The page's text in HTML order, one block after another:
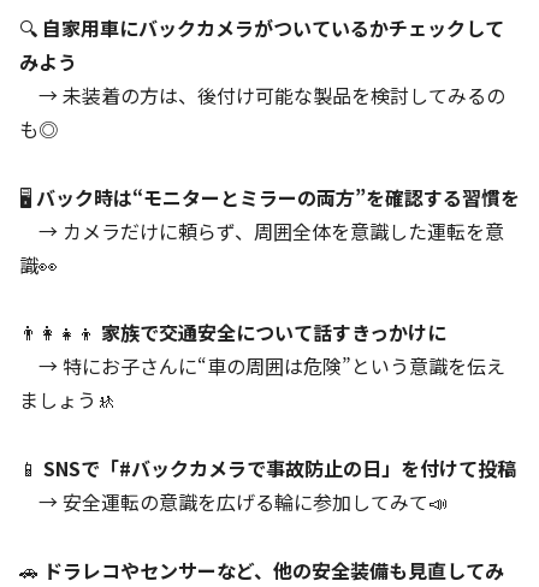
🔍 自家用車にバックカメラがついているかチェックして
みよう
→ 未装着の方は、後付け可能な製品を検討してみるの
も◎
🖥️ バック時は“モニターとミラーの両方”を確認する習慣を
→ カメラだけに頼らず、周囲全体を意識した運転を意
識👀
👨‍👩‍👧‍👦 家族で交通安全について話すきっかけに
→ 特にお子さんに“車の周囲は危険”という意識を伝え
ましょう🚸
📱 SNSで「#バックカメラで事故防止の日」を付けて投稿
→ 安全運転の意識を広げる輪に参加してみて📣
🚗 ドラレコやセンサーなど、他の安全装備も見直してみ